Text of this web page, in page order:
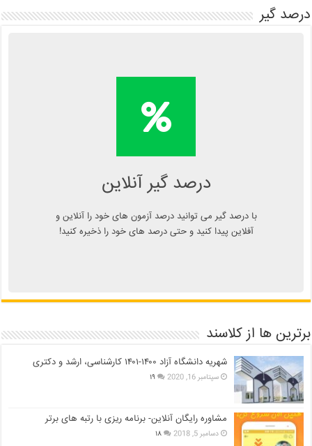
درصد گیر
درصد گیر آنلاین
با درصد گیر می توانید درصد آزمون های خود را آنلاین و
آفلاین پیدا کنید و حتی درصد های خود را ذخیره کنید!
محاسبه آنلاین درصد یا دانلود
اپلیکیشن درصد گیر
برترین ها از کلاسند
شهریه دانشگاه آزاد ۱۴۰۰-۱۴۰۱ کارشناسی، ارشد و دکتری
سپتامبر 16, 2020 ۱۹
مشاوره رایگان آنلاین- برنامه ریزی با رتبه های برتر
دسامبر 5, 2018 ۱۸